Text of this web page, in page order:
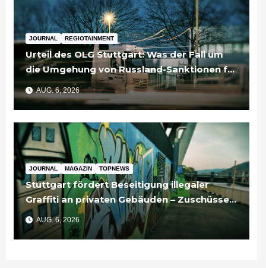
JOURNAL REGIOTAINMENT
Urteil des OLG Stuttgart: Was der Fall um
die Umgehung von Russland-Sanktionen für
Unternehmen bedeutet
AUG. 6, 2026
JOURNAL MAGAZIN TOPNEWS
Stuttgart fördert Beseitigung illegaler
Graffiti an privaten Gebäuden – Zuschüsse
bis 3.500 Euro
AUG. 6, 2026